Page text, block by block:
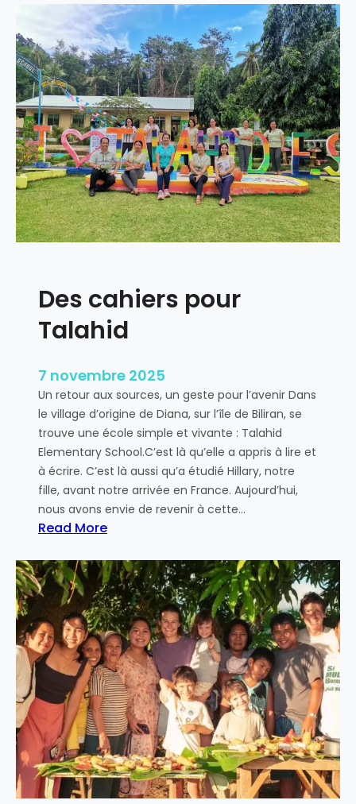
Des cahiers pour
Talahid
7 novembre 2025
Un retour aux sources, un geste pour l’avenir Dans
le village d’origine de Diana, sur l’île de Biliran, se
trouve une école simple et vivante : Talahid
Elementary School.C’est là qu’elle a appris à lire et
à écrire. C’est là aussi qu’a étudié Hillary, notre
fille, avant notre arrivée en France. Aujourd’hui,
nous avons envie de revenir à cette…
Read More
D
e
s
c
a
h
i
e
r
s
p
o
u